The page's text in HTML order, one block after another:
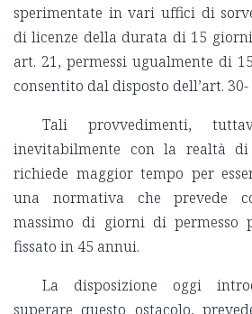
sperimentate in vari uffici di
di licenze della durata di 15
art. 21, permessi ugualmente di
consentito dal disposto dell’art. 30-
Tali provvedimenti,
inevitabilmente con la realtà
richiede maggior tempo per
una normativa che prevede
massimo di giorni di permesso
fissato in 45 annui.
La disposizione oggi
superare questo ostacolo,